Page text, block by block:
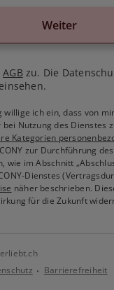
Weiter
AGB zu. Die
willige ich ein, dass von
Nutzung des Dienstes
Kategorien
zur Durchführung
wie im Abschnitt
Dienstes
näher beschrieben.
für die Zukunft
Barrierefreiheit